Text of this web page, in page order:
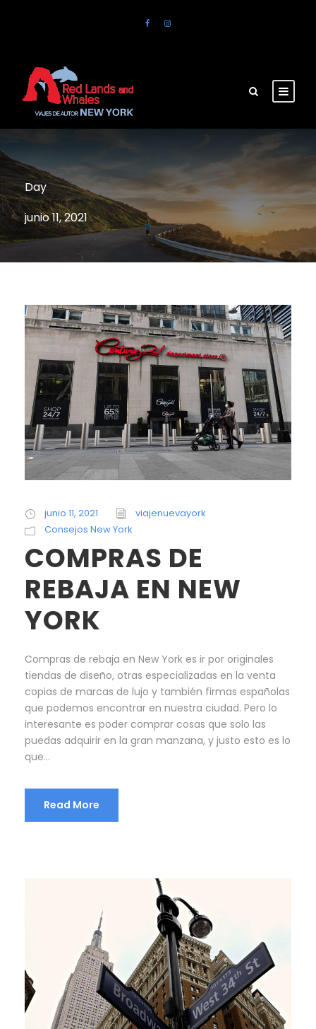
Day
junio 11, 2021
junio 11, 2021
viajenuevayork
Consejos New York
COMPRAS DE
REBAJA EN NEW
YORK
Compras de rebaja en New York es ir por originales
tiendas de diseño, otras especializadas en la venta
copias de marcas de lujo y también firmas españolas
que podemos encontrar en nuestra ciudad. Pero lo
interesante es poder comprar cosas que solo las
puedas adquirir en la gran manzana, y justo esto es lo
que...
Read More